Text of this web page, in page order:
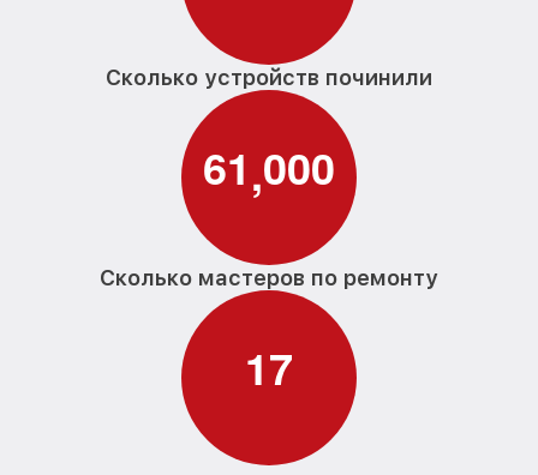
Сколько устройств починили
61,000
Сколько мастеров по ремонту
17